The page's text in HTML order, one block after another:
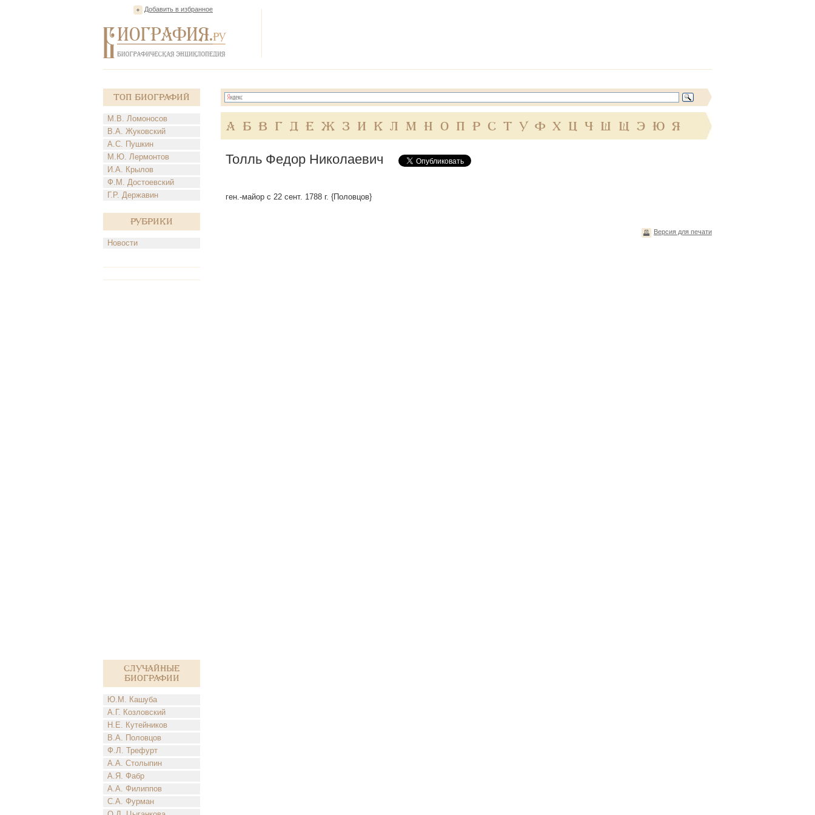
Добавить в избранное
Топ Биографий
М.В. Ломоносов
В.А. Жуковский
А.С. Пушкин
М.Ю. Лермонтов
И.А. Крылов
Ф.М. Достоевский
Г.Р. Державин
Рубрики
Новости
Случайные
биографии
Ю.М. Кашуба
А.Г. Козловский
Н.Е. Кутейников
В.А. Половцов
Ф.Л. Трефурт
А.А. Столыпин
А.Я. Фабр
А.А. Филиппов
С.А. Фурман
А Б В Г Д Е Ж З И К Л М Н О П Р С Т У Ф Х Ц Ч Ш Щ Э Ю Я
Толль Федор Николаевич
ген.-майор с 22 сент. 1788 г. {Половцов}
Версия для печати